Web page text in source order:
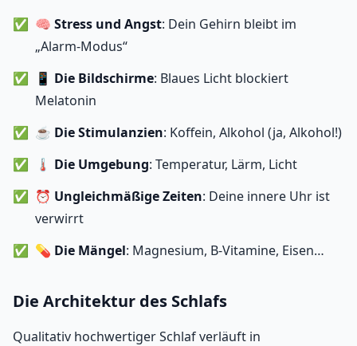
🧠 Stress und Angst: Dein Gehirn bleibt im
„Alarm-Modus“
📱 Die Bildschirme: Blaues Licht blockiert
Melatonin
☕ Die Stimulanzien: Koffein, Alkohol (ja, Alkohol!)
🌡️ Die Umgebung: Temperatur, Lärm, Licht
⏰ Ungleichmäßige Zeiten: Deine innere Uhr ist
verwirrt
💊 Die Mängel: Magnesium, B-Vitamine, Eisen…
Die Architektur des Schlafs
Qualitativ hochwertiger Schlaf verläuft in